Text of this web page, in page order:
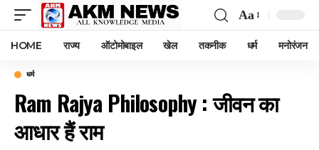
Font
Aa
HOME राज्य ऑटोमोबाइल खेल तकनीक धर्म मनोरंजन
धर्म
Ram Rajya Philosophy : जीवन का
आधार हैं राम